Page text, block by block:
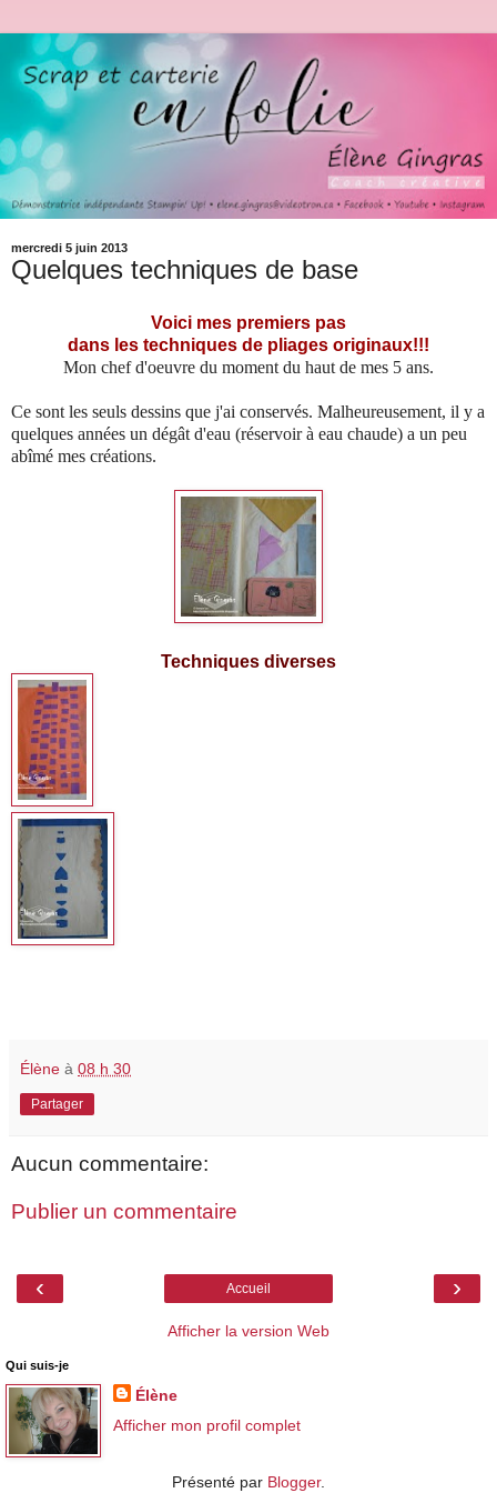
mercredi 5 juin 2013
Quelques techniques de base
Voici mes premiers pas
dans les techniques de pliages originaux!!!
Mon chef d'oeuvre du moment du haut de mes 5 ans.
Ce sont les seuls dessins que j'ai conservés. Malheureusement, il y a
quelques années un dégât d'eau (réservoir à eau chaude) a un peu
abîmé mes créations.
Techniques diverses
Élène à 08 h 30
Partager
Aucun commentaire:
Publier un commentaire
‹ ›
Accueil
Afficher la version Web
Qui suis-je
Élène
Afficher mon profil complet
Présenté par Blogger.